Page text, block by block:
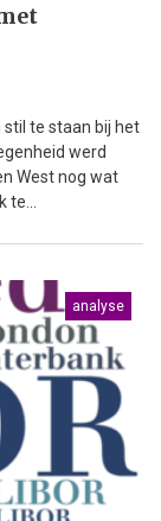
stil te staan bij het
werd
West nog wat
analyse